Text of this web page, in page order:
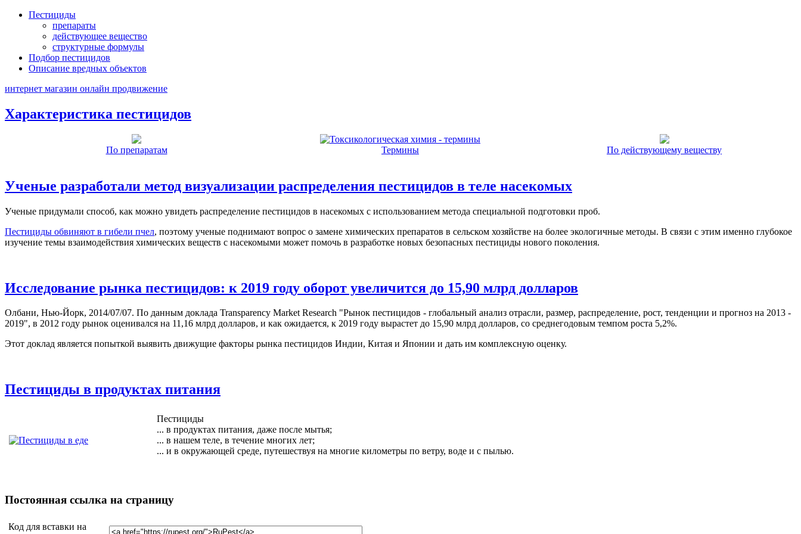
Пестициды
препараты
действующее вещество
структурные формулы
Подбор пестицидов
Описание вредных объектов
интернет магазин онлайн продвижение
Характеристика пестицидов
По препаратам Термины По действующему веществу
Ученые разработали метод визуализации распределения пестицидов в теле насекомых
Ученые придумали способ, как можно увидеть распределение пестицидов в насекомых с использованием метода специальной подготовки проб.
Пестициды обвиняют в гибели пчел, поэтому ученые поднимают вопрос о замене химических препаратов в сельском хозяйстве на более экологичные методы. В связи с этим именно глубокое
изучение темы взаимодействия химических веществ с насекомыми может помочь в разработке новых безопасных пестициды нового поколения.
Исследование рынка пестицидов: к 2019 году оборот увеличится до 15,90 млрд долларов
Олбани, Нью-Йорк, 2014/07/07. По данным доклада Transparency Market Research "Рынок пестицидов - глобальный анализ отрасли, размер, распределение, рост, тенденции и прогноз на 2013 -
2019", в 2012 году рынок оценивался на 11,16 млрд долларов, и как ожидается, к 2019 году вырастет до 15,90 млрд долларов, со среднегодовым темпом роста 5,2%.
Этот доклад является попыткой выявить движущие факторы рынка пестицидов Индии, Китая и Японии и дать им комплексную оценку.
Пестициды в продуктах питания
Пестициды
... в продуктах питания, даже после мытья;
... в нашем теле, в течение многих лет;
... и в окружающей среде, путешествуя на многие километры по ветру, воде и с пылью.
Постоянная ссылка на страницу
Код для вставки на